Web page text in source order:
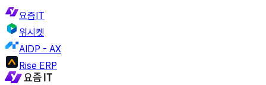
요즘IT
위시켓
AIDP - AX
Rise ERP